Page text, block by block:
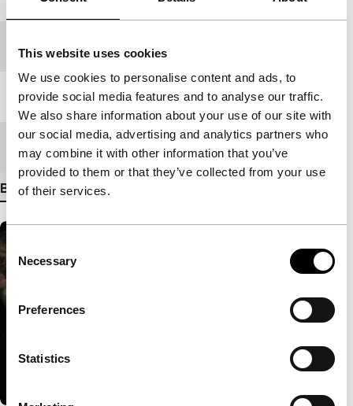
This website uses cookies
We use cookies to personalise content and ads, to
provide social media features and to analyse our traffic.
We also share information about your use of our site with
our social media, advertising and analytics partners who
may combine it with other information that you’ve
provided to them or that they’ve collected from your use
of their services.
Consent
Selection
Necessary
Preferences
Statistics
Festivaleditie IFFR 2013
Lengte 80'
Medium/FormaatDCP
Bekijk meer details